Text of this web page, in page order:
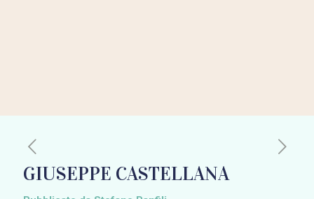
GIUSEPPE CASTELLANA